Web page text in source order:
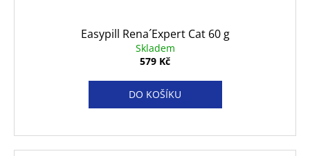
Easypill Rena´Expert Cat 60 g
Skladem
579 Kč
DO KOŠÍKU